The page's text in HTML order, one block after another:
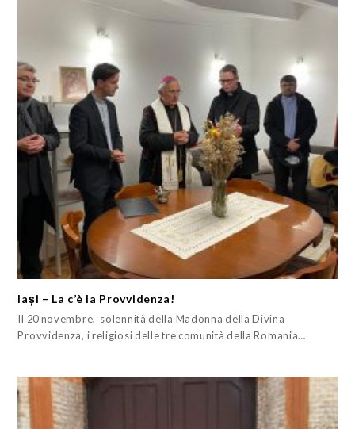
Iași – La c’è la Provvidenza!
Il 20 novembre, solennità della Madonna della Divina
Provvidenza, i religiosi delle tre comunità della Romania…